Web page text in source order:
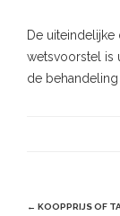
De
wetsvoorstel is
de behandeling
Post
← KOOPPRIJS OF